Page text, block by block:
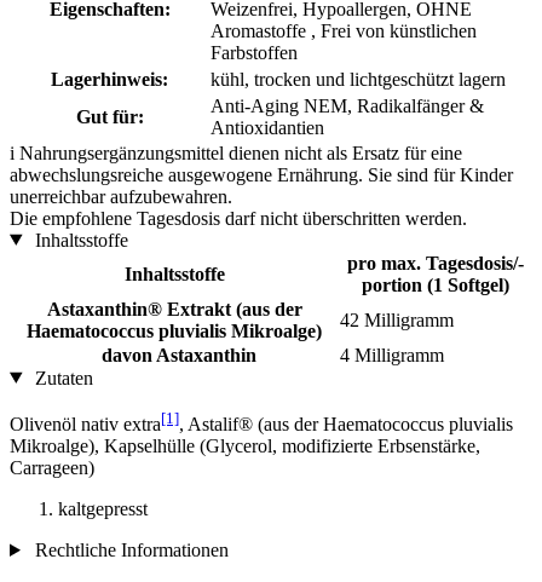
Eigenschaften:
Weizenfrei, Hypoallergen, OHNE
Aromastoffe , Frei von künstlichen
Farbstoffen
Lagerhinweis:
kühl, trocken und lichtgeschützt lagern
Gut für:
Anti-Aging NEM, Radikalfänger &
Antioxidantien
i Nahrungsergänzungsmittel dienen nicht als Ersatz für eine
abwechslungsreiche ausgewogene Ernährung. Sie sind für Kinder
unerreichbar aufzubewahren.
Die empfohlene Tagesdosis darf nicht überschritten werden.
Inhaltsstoffe
Inhaltsstoffe
pro max. Tagesdosis/-
portion (1 Softgel)
Astaxanthin® Extrakt (aus der
Haematococcus pluvialis Mikroalge)
42 Milligramm
davon Astaxanthin
4 Milligramm
Zutaten
Olivenöl nativ extra[1], Astalif® (aus der Haematococcus pluvialis
Mikroalge), Kapselhülle (Glycerol, modifizierte Erbsenstärke,
Carrageen)
kaltgepresst
Rechtliche Informationen